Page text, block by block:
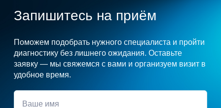
Запишитесь на приём
Поможем подобрать нужного специалиста и пройти
диагностику без лишнего ожидания. Оставьте
заявку — мы свяжемся с вами и организуем визит в
удобное время.